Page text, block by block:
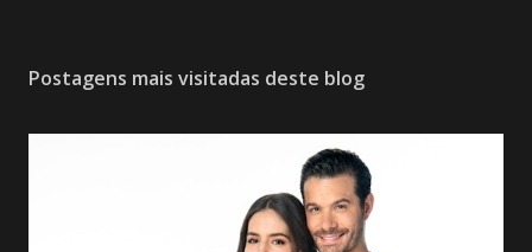
Postagens mais visitadas deste blog